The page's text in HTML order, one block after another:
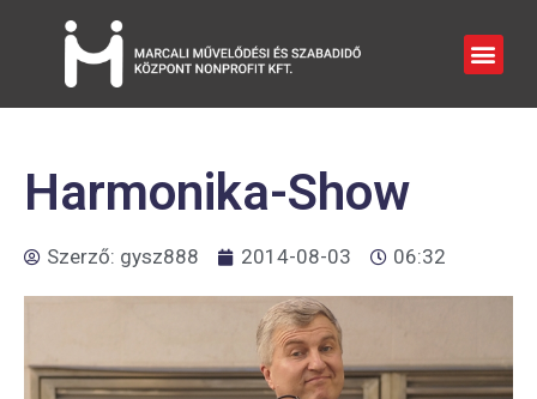
Harmonika-Show
Szerző: gysz888 2014-08-03 06:32